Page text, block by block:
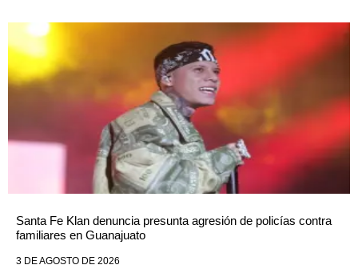
Santa Fe Klan denuncia presunta agresión de policías contra
familiares en Guanajuato
3 DE AGOSTO DE 2026